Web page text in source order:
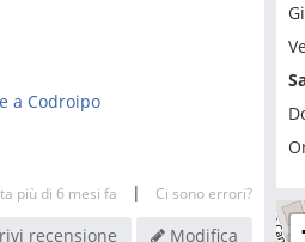
a Codroipo
più di 6 mesi fa | Ci sono errori?
recensione Modifica